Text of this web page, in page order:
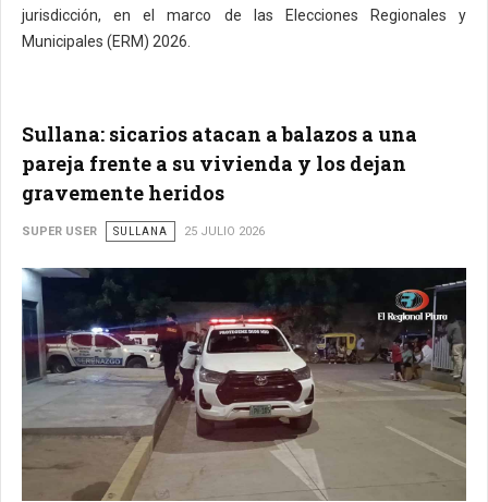
jurisdicción, en el marco de las Elecciones Regionales y
Municipales (ERM) 2026.
Sullana: sicarios atacan a balazos a una
pareja frente a su vivienda y los dejan
gravemente heridos
SUPER USER SULLANA 25 JULIO 2026